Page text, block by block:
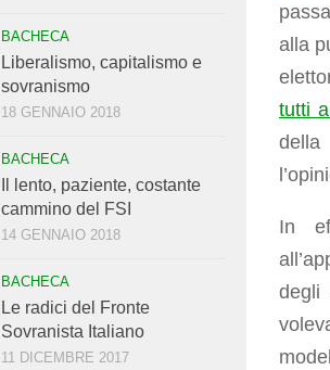
alla
tutti
In
degli
BACHECA
Liberalismo, capitalismo e
sovranismo
18 GENNAIO 2018
BACHECA
Il lento, paziente, costante
cammino del FSI
14 GENNAIO 2018
BACHECA
Le radici del Fronte
Sovranista Italiano
11 DICEMBRE 2017